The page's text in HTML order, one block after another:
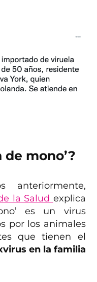
de mono’?
anteriormente,
la Salud explica
es un virus
por los animales
que tienen el
en la familia